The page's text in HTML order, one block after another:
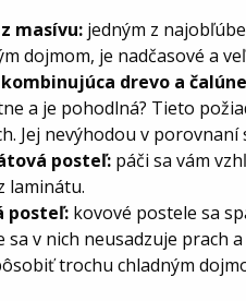
masívu: jedným z
dojmom, je nadčasové a
drevo a
a je pohodlná? Tieto
Jej nevýhodou v porovnaní
posteľ: páči sa vám
laminátu.
posteľ: kovové postele sa
sa v nich neusadzuje prach
trochu chladným